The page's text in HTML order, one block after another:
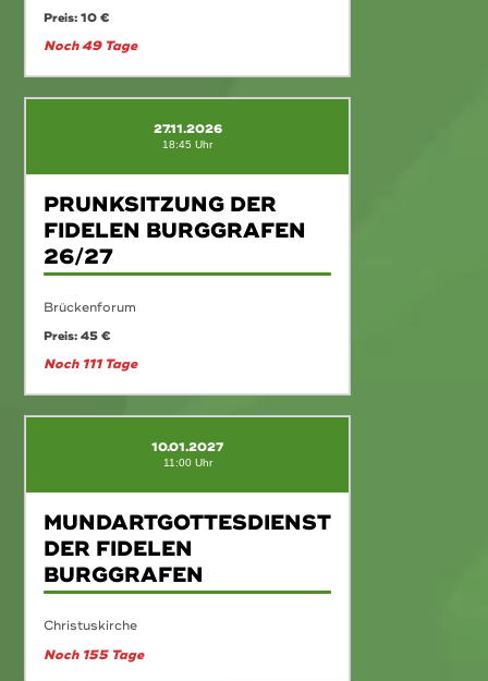
Preis: 10 €
Noch 49 Tage
27.11.2026
18:45 Uhr
PRUNKSITZUNG DER
FIDELEN BURGGRAFEN
26/27
Brückenforum
Preis: 45 €
Noch 111 Tage
10.01.2027
11:00 Uhr
MUNDARTGOTTESDIENST
DER FIDELEN
BURGGRAFEN
Christuskirche
Noch 155 Tage